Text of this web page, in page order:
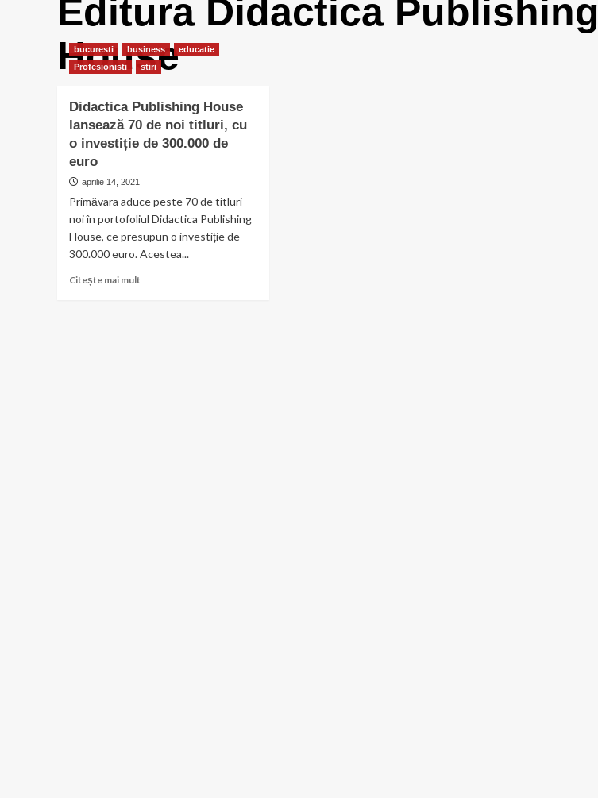
Editura Didactica Publishing
House
bucuresti business
educatie
Profesionisti
stiri
Didactica Publishing House
lansează 70 de noi titluri, cu
o investiție de 300.000 de
euro
aprilie 14, 2021
Primăvara aduce peste 70 de titluri
noi în portofoliul Didactica Publishing
House, ce presupun o investiție de
300.000 euro. Acestea...
Citește mai mult